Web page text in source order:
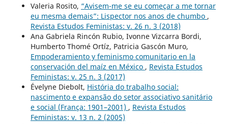
Valeria Rosito, “Avisem-me se eu começar a me tornar
eu mesma demais”: Lispector nos anos de chumbo ,
Revista Estudos Feministas: v. 26 n. 3 (2018)
Ana Gabriela Rincón Rubio, Ivonne Vizcarra Bordi,
Humberto Thomé Ortíz, Patricia Gascón Muro,
Empoderamiento y feminismo comunitario en la
conservación del maíz en México , Revista Estudos
Feministas: v. 25 n. 3 (2017)
Évelyne Diebolt, História do trabalho social:
nascimento e expansão do setor associativo sanitário
e social (França: 1901–2001) , Revista Estudos
Feministas: v. 13 n. 2 (2005)